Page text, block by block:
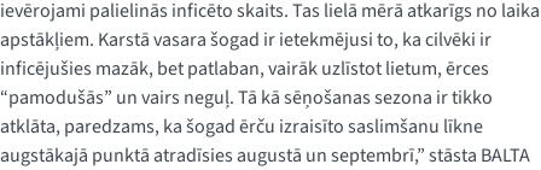
ievērojami palielinās inficēto skaits. Tas lielā mērā atkarīgs no laika
apstākļiem. Karstā vasara šogad ir ietekmējusi to, ka cilvēki ir
inficējušies mazāk, bet patlaban, vairāk uzlīstot lietum, ērces
“pamodušās” un vairs neguļ. Tā kā sēņošanas sezona ir tikko
atklāta, paredzams, ka šogad ērču izraisīto saslimšanu līkne
augstākajā punktā atradīsies augustā un septembrī,” stāsta BALTA